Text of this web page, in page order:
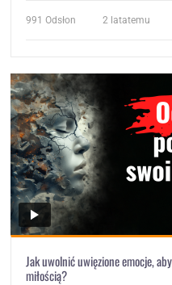
991 Odsłon 2 latatemu
Jak uwolnić uwięzione emocje,
miłością?